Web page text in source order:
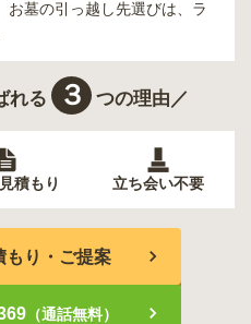
お墓の引っ越し先選びは、ラ
れる ３ つの理由／
積もり 立ち会い不要
もり・ご提案
（通話無料）